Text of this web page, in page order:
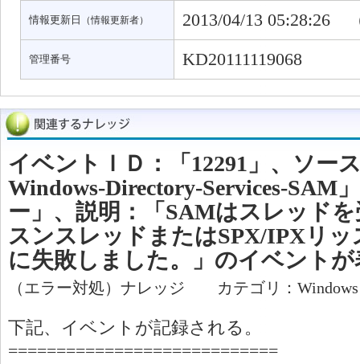
情報更新日 （情報更新者） 2013/04/13 05:28:26
管理番号 KD20111119068
イベントＩＤ：「12291」、ソー
Windows-Directory-Services-SAM
ー」、説明：「SAMはスレッド
スンスレッドまたはSPX/IPXリ
に失敗しました。」のイベント
（エラー対処）ナレッジ カテゴリ：
下記、イベントが記録される。
============================